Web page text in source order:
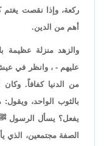
ركعة، وإذا نقصت يغتم
أهم من الدين.
والزهد منزلة عظيمة
عليهم - ، وانظر في
من الدنيا كفافاً.
بالثوب الواحد،
يفعل؟ يسأل الرسول ﷺ
الصفة مجتمعين،